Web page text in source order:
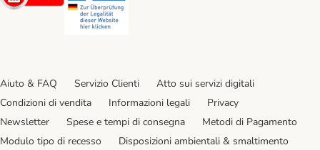
Aiuto & FAQ Servizio Clienti
Atto sui servizi digitali
Condizioni di vendita
Informazioni legali
Privacy
Newsletter
Spese e tempi di consegna
Metodi di Pagamento
Modulo tipo di recesso
Disposizioni ambientali & smaltimento